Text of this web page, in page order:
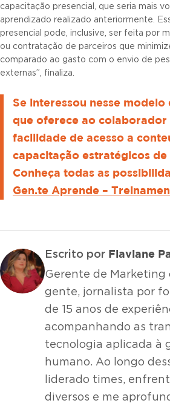
capacitação presencial, que seria mais
aprendizado realizado anteriormente.
presencial pode, inclusive, ser feita por
ou contratação de parceiros que
comparado ao gasto com o envio de
externas”, finaliza.
Se interessou nesse
que oferece ao colaborador
facilidade de acesso a
capacitação estratégicos de
Conheça todas as
Gen.te Aprende –
Escrito por Flaviane
Gerente de Marketing
gente, jornalista por
de 15 anos de
acompanhando as
tecnologia aplicada à
humano. Ao longo
liderado times,
diversos e me